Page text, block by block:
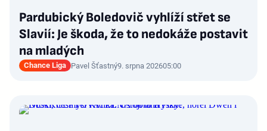
Pardubický Boledovič vyhlíží střet se
Slavií: Je škoda, že to nedokáže postavit
na mladých
Chance Liga Pavel Šťastný9. srpna 202605:00